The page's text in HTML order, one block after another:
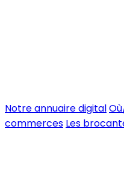
Notre annuaire digital
commerces Les